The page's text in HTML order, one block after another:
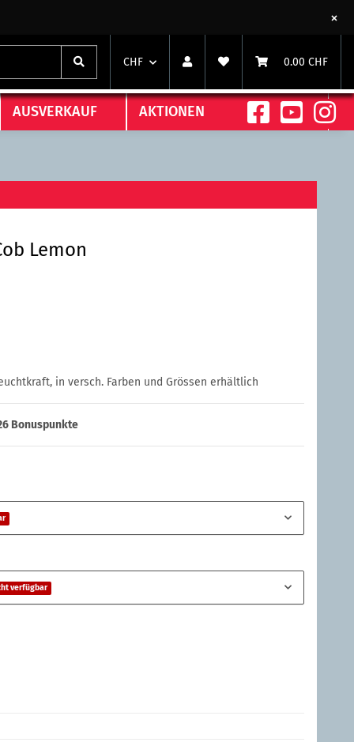
CHF 0.00 CHF
AUSVERKAUF AKTIONEN
Lemon
in versch. Farben und Grössen erhältlich
Bonuspunkte
verfügbar